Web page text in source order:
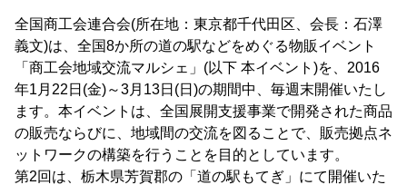
全国商工会連合会(所在地：東京都千代田区、会長：石澤
義文)は、全国8か所の道の駅などをめぐる物販イベント
「商工会地域交流マルシェ」(以下 本イベント)を、2016
年1月22日(金)～3月13日(日)の期間中、毎週末開催いたし
ます。本イベントは、全国展開支援事業で開発された商品
の販売ならびに、地域間の交流を図ることで、販売拠点ネ
ットワークの構築を行うことを目的としています。
第2回は、栃木県芳賀郡の「道の駅もてぎ」にて開催いた